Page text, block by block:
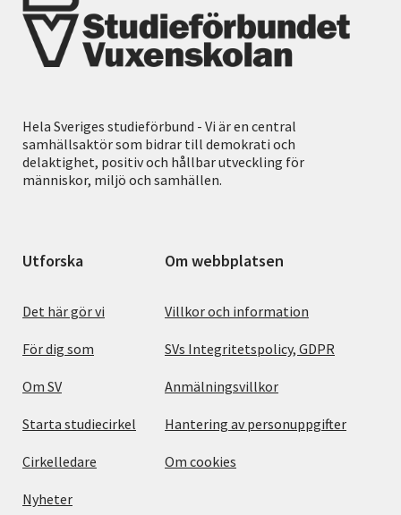
Hela Sveriges studieförbund - Vi är en central
samhällsaktör som bidrar till demokrati och
delaktighet, positiv och hållbar utveckling för
människor, miljö och samhällen.
Utforska
Det här gör vi
För dig som
Om SV
Starta studiecirkel
Cirkelledare
Nyheter
Om webbplatsen
Villkor och information
SVs Integritetspolicy, GDPR
Anmälningsvillkor
Hantering av personuppgifter
Om cookies